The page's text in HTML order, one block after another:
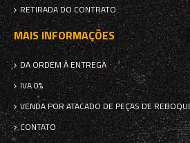
RETIRADA DO CONTRATO
MAIS INFORMAÇÕES
DA ORDEM À ENTREGA
IVA 0%
VENDA POR ATACADO DE PEÇAS DE
CONTATO